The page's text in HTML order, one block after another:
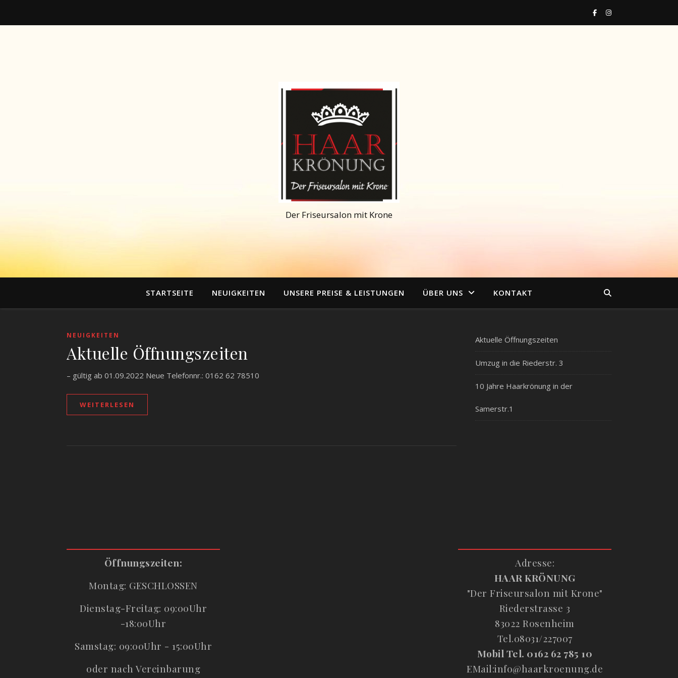
Der Friseursalon mit Krone
STARTSEITE NEUIGKEITEN UNSERE PREISE & LEISTUNGEN ÜBER UNS KONTAKT
NEUIGKEITEN
Aktuelle Öffnungszeiten
– gültig ab 01.09.2022 Neue Telefonnr.: 0162 62 78510
WEITERLESEN
Aktuelle Öffnungszeiten
Umzug in die Riederstr. 3
10 Jahre Haarkrönung in der
Samerstr.1
Öffnungszeiten:
Montag: GESCHLOSSEN
Dienstag-Freitag: 09:00Uhr
-18:00Uhr
Samstag: 09:00Uhr - 15:00Uhr
oder nach Vereinbarung
Adresse:
HAAR KRÖNUNG
"Der Friseursalon mit Krone"
Riederstrasse 3
83022 Rosenheim
Tel.08031/227007
Mobil Tel. 0162 62 785 10
EMail:info@haarkroenung.de